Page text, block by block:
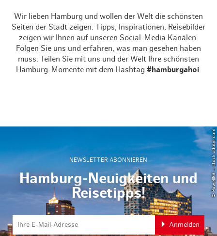
Wir lieben Hamburg und wollen der Welt die schönsten
Seiten der Stadt zeigen. Tipps, Inspirationen, Reisebilder
zeigen wir Ihnen auf unseren Social-Media Kanälen.
Folgen Sie uns und erfahren, was man gesehen haben
muss. Teilen Sie mit uns und der Welt Ihre schönsten
Hamburg-Momente mit dem Hashtag #hamburgahoi
NEWSLETTER ABONNIEREN
Hamburg-Neuigkeiten und
Reisetipps!
Anmelden
© Powell83 – stock.adobe.com